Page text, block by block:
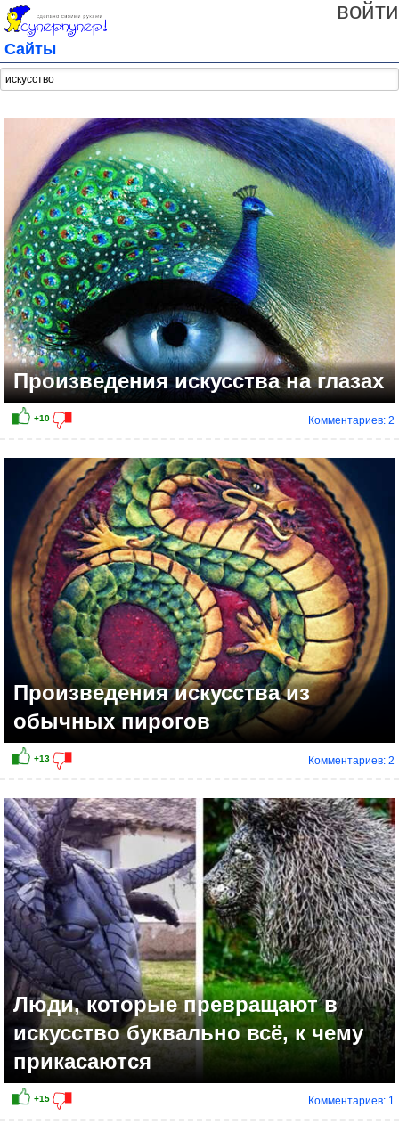
войти
Сайты
Произведения искусства на глазах
+10
Комментариев: 2
Произведения искусства из
обычных пирогов
Комментариев: 2
Люди, которые превращают в
искусство буквально всё, к чему
прикасаются
Комментариев: 1